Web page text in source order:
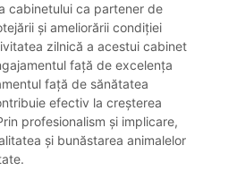
cabinetului ca partener de
și ameliorării condiției
zilnică a acestui cabinet
față de excelența
față de sănătatea
efectiv la creșterea
profesionalism și implicare,
și bunăstarea animalelor